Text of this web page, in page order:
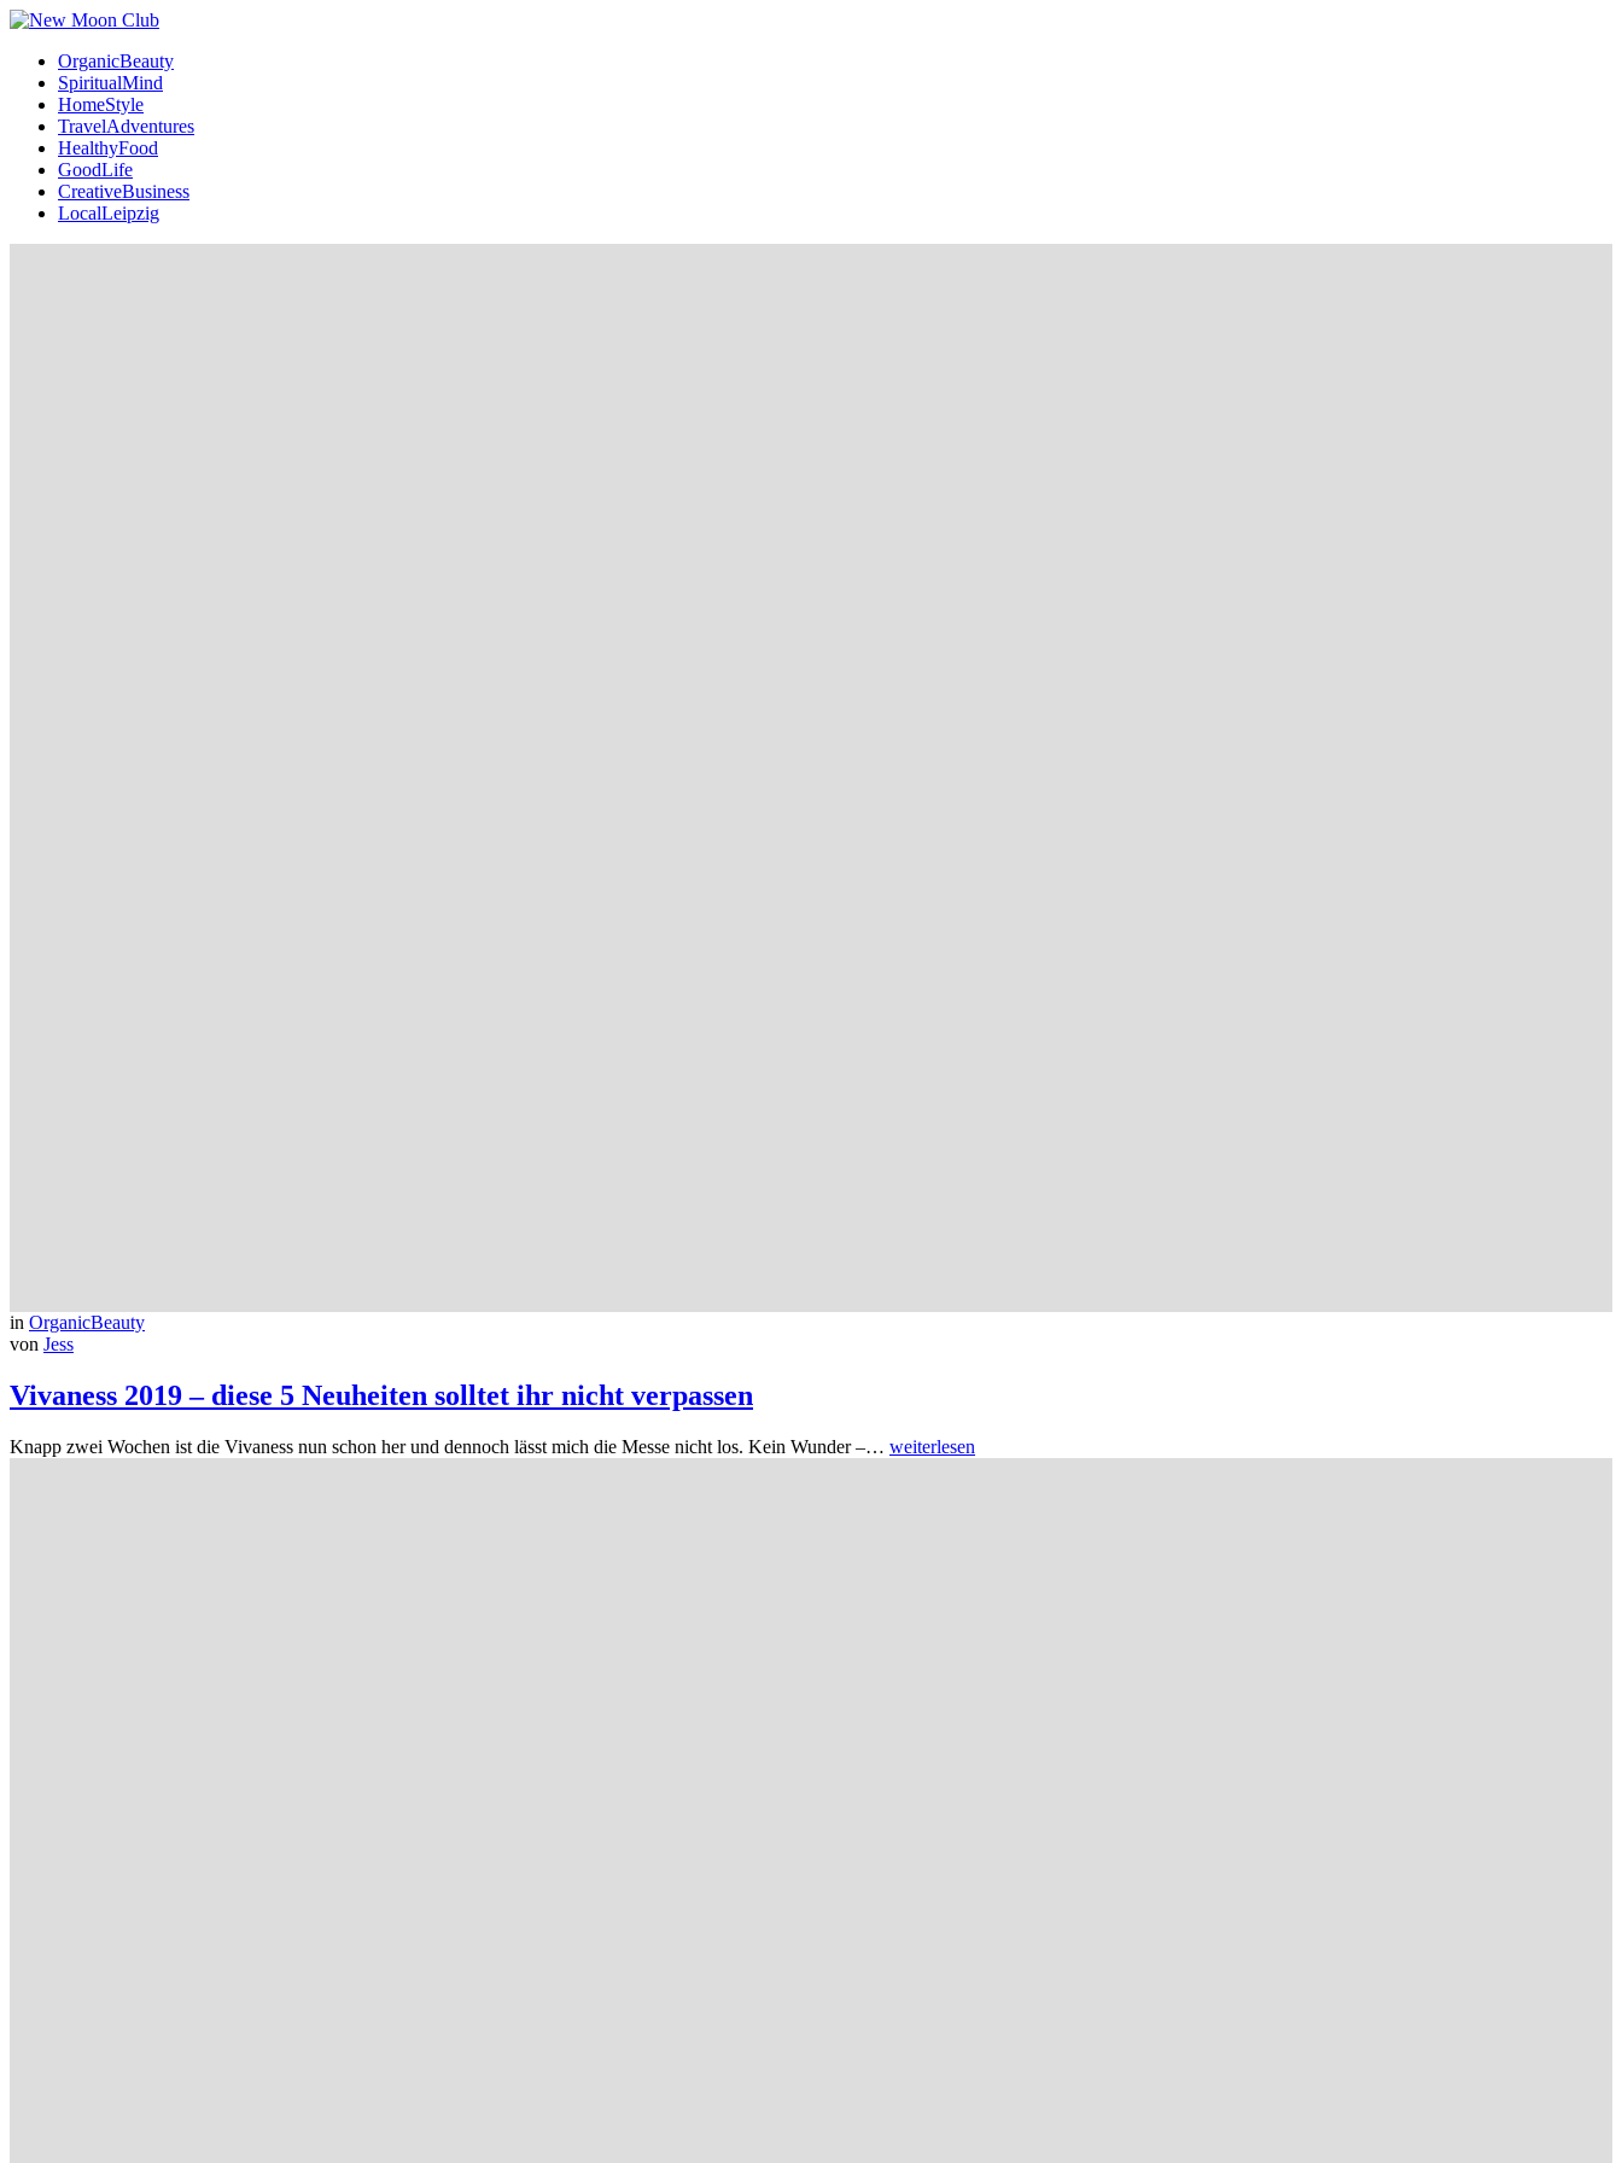
OrganicBeauty
SpiritualMind
HomeStyle
TravelAdventures
HealthyFood
GoodLife
CreativeBusiness
LocalLeipzig
in OrganicBeauty
von Jess
Vivaness 2019 – diese 5 Neuheiten solltet ihr nicht verpassen
Knapp zwei Wochen ist die Vivaness nun schon her und dennoch lässt mich die Messe nicht los. Kein Wunder –… weiterlesen